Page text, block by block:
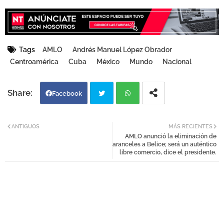
Tags AMLO
Andrés Manuel López Obrador
Centroamérica
Cuba México Mundo Nacional
Facebook
atsa
MÁS RECIENTES
AMLO anunció la eliminación de
aranceles a Belice; será un auténtico
libre comercio, dice el presidente.
ANTIGUOS